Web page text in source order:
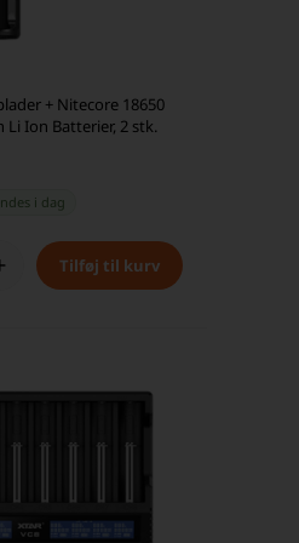
+ Nitecore 18650
Li Ion Batterier, 2 stk.
i dag